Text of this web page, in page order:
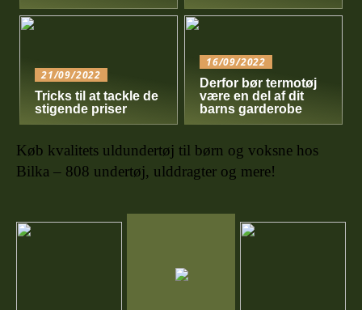
21/09/2022
Tricks til at tackle de
stigende priser
16/09/2022
Derfor bør termotøj
være en del af dit
barns garderobe
Køb kvalitets uldundertøj til børn og voksne hos
Bilka – 808 undertøj, ulddragter og mere!